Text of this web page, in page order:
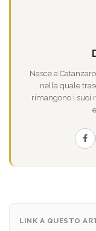
Nasce a
nella quale
rimangono i suoi
LINK A QUESTO